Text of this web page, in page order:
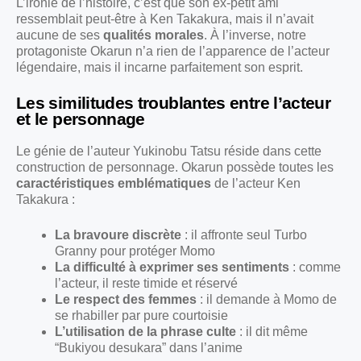
L’ironie de l’histoire, c’est que son ex-petit ami
ressemblait peut-être à Ken Takakura, mais il n’avait
aucune de ses qualités morales. À l’inverse, notre
protagoniste Okarun n’a rien de l’apparence de l’acteur
légendaire, mais il incarne parfaitement son esprit.
Les similitudes troublantes entre l’acteur
et le personnage
Le génie de l’auteur Yukinobu Tatsu réside dans cette
construction de personnage. Okarun possède toutes les
caractéristiques emblématiques de l’acteur Ken
Takakura :
La bravoure discrète : il affronte seul Turbo
Granny pour protéger Momo
La difficulté à exprimer ses sentiments : comme
l’acteur, il reste timide et réservé
Le respect des femmes : il demande à Momo de
se rhabiller par pure courtoisie
L’utilisation de la phrase culte : il dit même
“Bukiyou desukara” dans l’anime